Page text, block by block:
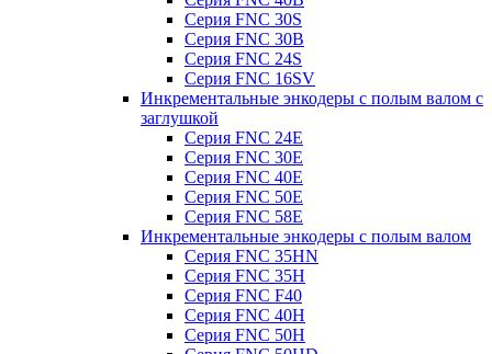
Серия FNC 30S
Серия FNC 30B
Серия FNC 24S
Серия FNC 16SV
Инкрементальные энкодеры с полым валом с
заглушкой
Серия FNC 24E
Серия FNC 30E
Серия FNC 40E
Серия FNC 50E
Серия FNC 58E
Инкрементальные энкодеры с полым валом
Серия FNC 35HN
Серия FNC 35H
Серия FNC F40
Серия FNC 40H
Серия FNC 50H